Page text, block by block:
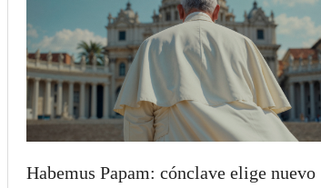
Habemus Papam: cónclave elige nuevo